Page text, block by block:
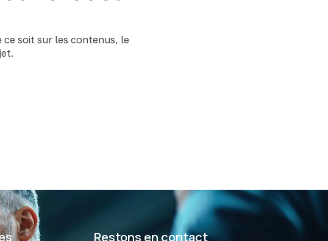
ce soit sur les contenus, le
Restons en contact